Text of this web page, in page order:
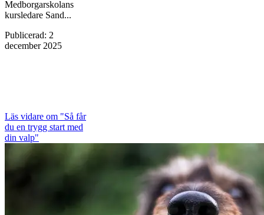
Medborgarskolans
kursledare Sand...
Publicerad: 2
december 2025
Läs vidare om "Så får
du en trygg start med
din valp"